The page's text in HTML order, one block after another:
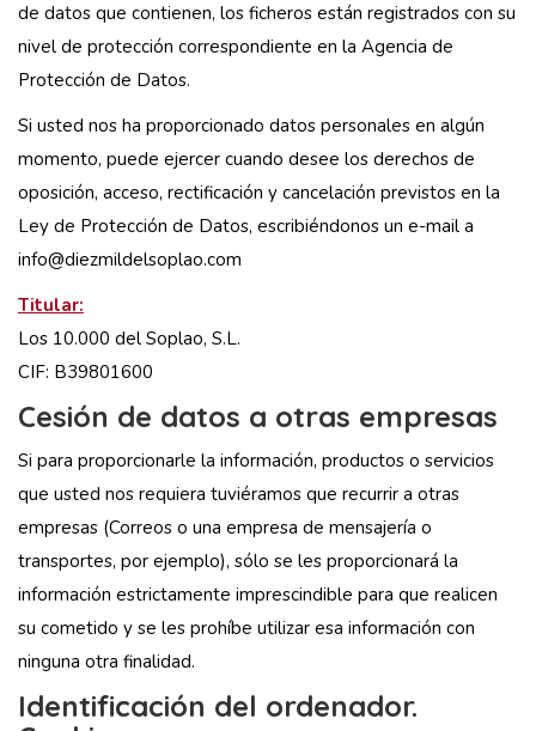
de datos que contienen, los ficheros están registrados con su
nivel de protección correspondiente en la Agencia de
Protección de Datos.
Si usted nos ha proporcionado datos personales en algún
momento, puede ejercer cuando desee los derechos de
oposición, acceso, rectificación y cancelación previstos en la
Ley de Protección de Datos, escribiéndonos un e-mail a
info@diezmildelsoplao.com
Titular:
Los 10.000 del Soplao, S.L.
CIF: B39801600
Cesión de datos a otras empresas
Si para proporcionarle la información, productos o servicios
que usted nos requiera tuviéramos que recurrir a otras
empresas (Correos o una empresa de mensajería o
transportes, por ejemplo), sólo se les proporcionará la
información estrictamente imprescindible para que realicen
su cometido y se les prohíbe utilizar esa información con
ninguna otra finalidad.
Identificación del ordenador.